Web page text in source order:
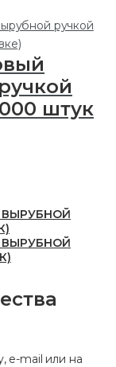
штук
e-mail или на